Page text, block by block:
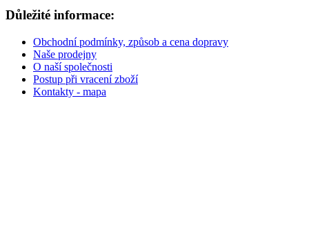
Důležité informace:
Obchodní podmínky, způsob a cena dopravy
Naše prodejny
O naší společnosti
Postup při vracení zboží
Kontakty - mapa